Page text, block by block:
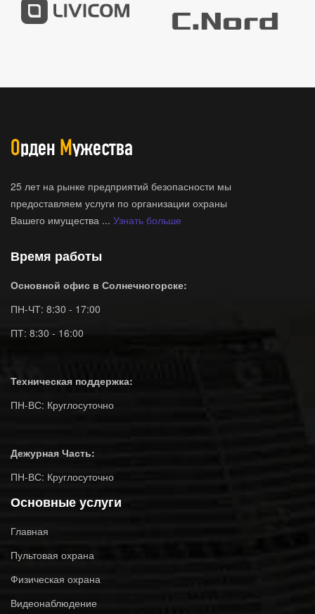
25 лет на рынке предприятий безопасности мы
предоставляем услуги по организации охраны
Вашего имущества ... Узнать больше
Время работы
Основной офис в Солнечногорске:
ПН-ЧТ: 8:30 - 17:00
ПТ: 8:30 - 16:00
Техническая поддержка:
ПН-ВС: Круглосуточно
Дежурная Часть:
ПН-ВС: Круглосуточно
Основные услуги
Главная
Пультовая охрана
Физическая охрана
Видеонаблюдение